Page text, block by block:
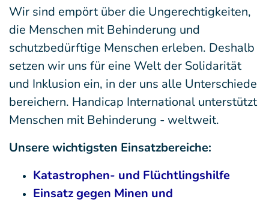
Wir sind empört über die Ungerechtigkeiten,
die Menschen mit Behinderung und
schutzbedürftige Menschen erleben. Deshalb
setzen wir uns für eine Welt der Solidarität
und Inklusion ein, in der uns alle Unterschiede
bereichern. Handicap International unterstützt
Menschen mit Behinderung - weltweit.
Unsere wichtigsten Einsatzbereiche:
Katastrophen- und Flüchtlingshilfe
Einsatz gegen Minen und